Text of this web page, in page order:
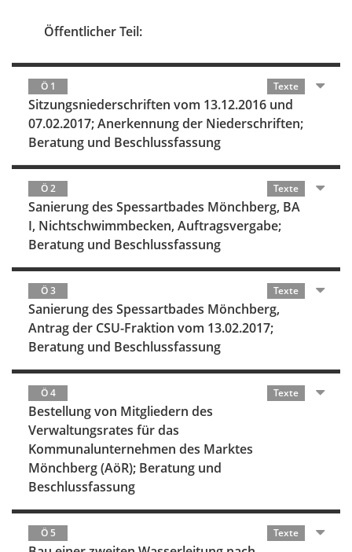
Öffentlicher Teil:
Ö 1 Texte
Sitzungsniederschriften vom 13.12.2016 und
07.02.2017; Anerkennung der Niederschriften;
Beratung und Beschlussfassung
Ö 2 Texte
Sanierung des Spessartbades Mönchberg, BA
I, Nichtschwimmbecken, Auftragsvergabe;
Beratung und Beschlussfassung
Ö 3 Texte
Sanierung des Spessartbades Mönchberg,
Antrag der CSU-Fraktion vom 13.02.2017;
Beratung und Beschlussfassung
Ö 4 Texte
Bestellung von Mitgliedern des
Verwaltungsrates für das
Kommunalunternehmen des Marktes
Mönchberg (AöR); Beratung und
Beschlussfassung
Ö 5 Texte